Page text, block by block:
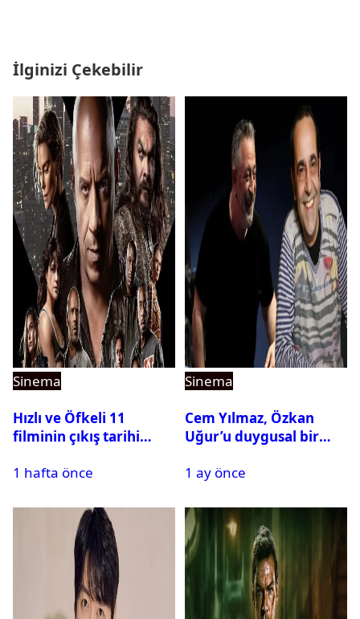
İlginizi Çekebilir
Sinema
Hızlı ve Öfkeli 11
filminin çıkış tarihi
1 hafta önce
Sinema
Cem Yılmaz, Özkan
Uğur’u duygusal bir
1 ay önce